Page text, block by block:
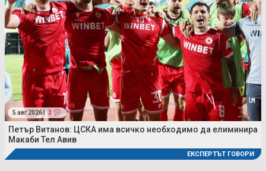
5 авг 2026 | 3
Петър Витанов: ЦСКА има всичко необходимо да елиминира
Макаби Тел Авив
ЕКСПЕРТЪТ ГОВОРИ